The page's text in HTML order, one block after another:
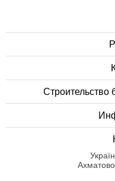
Строительство